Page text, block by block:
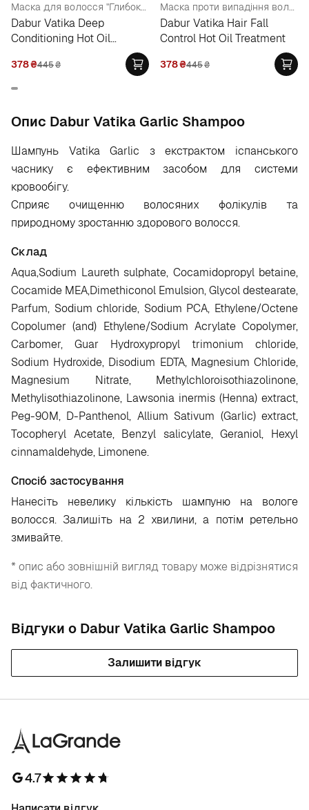
Маска для волосся "Глибоке кондиціювання"
Dabur Vatika Deep
Conditioning Hot Oil
378₴445₴
Маска проти випадіння волосся
Dabur Vatika Hair Fall
Control Hot Oil Treatment
378₴445₴
Опис Dabur Vatika Garlic Shampoo
Шампунь Vatika Garlic з екстрактом іспанського
часнику є ефективним засобом для системи
кровообігу.
Сприяє очищенню волосяних фолікулів та
природному зростанню здорового волосся.
Склад
Aqua,Sodium Laureth sulphate, Cocamidopropyl betaine,
Cocamide MEA,Dimethiconol Emulsion, Glycol destearate,
Parfum, Sodium chloride, Sodium PCA, Ethylene/Octene
Copolumer (and) Ethylene/Sodium Acrylate Copolymer,
Carbomer, Guar Hydroxypropyl trimonium chloride,
Sodium Hydroxide, Disodium EDTA, Magnesium Chloride,
Magnesium Nitrate, Methylchloroisothiazolinone,
Methylisothiazolinone, Lawsonia inermis (Henna) extract,
Peg-90M, D-Panthenol, Allium Sativum (Garlic) extract,
Tocopheryl Acetate, Benzyl salicylate, Geraniol, Hexyl
cinnamaldehyde, Limonene.
Спосіб застосування
Нанесіть невелику кількість шампуню на вологе
волосся. Залишіть на 2 хвилини, а потім ретельно
змивайте.
* опис або зовнішній вигляд товару може відрізнятися
від фактичного.
Відгуки о Dabur Vatika Garlic Shampoo
Залишити відгук
4.7